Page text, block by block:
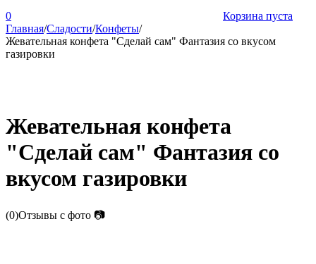
0
Корзина пуста
Главная/Сладости/Конфеты/
Жевательная конфета "Сделай сам" Фантазия со вкусом
газировки
Жевательная конфета
"Сделай сам" Фантазия со
вкусом газировки
(0)Отзывы с фото 📷